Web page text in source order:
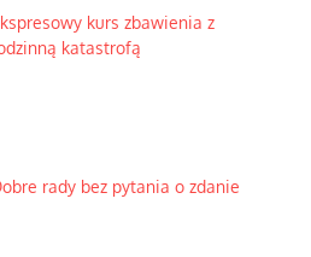
kurs zbawienia z
katastrofą
rady bez pytania o zdanie